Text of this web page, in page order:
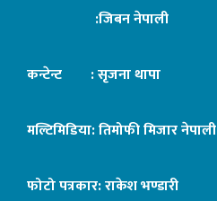
:जिबन नेपाली
कन्टेन्ट : सृजना थापा
मल्टिमिडिया: तिमोफी मिजार नेपाली
फोटो पत्रकार: राकेश भण्डारी